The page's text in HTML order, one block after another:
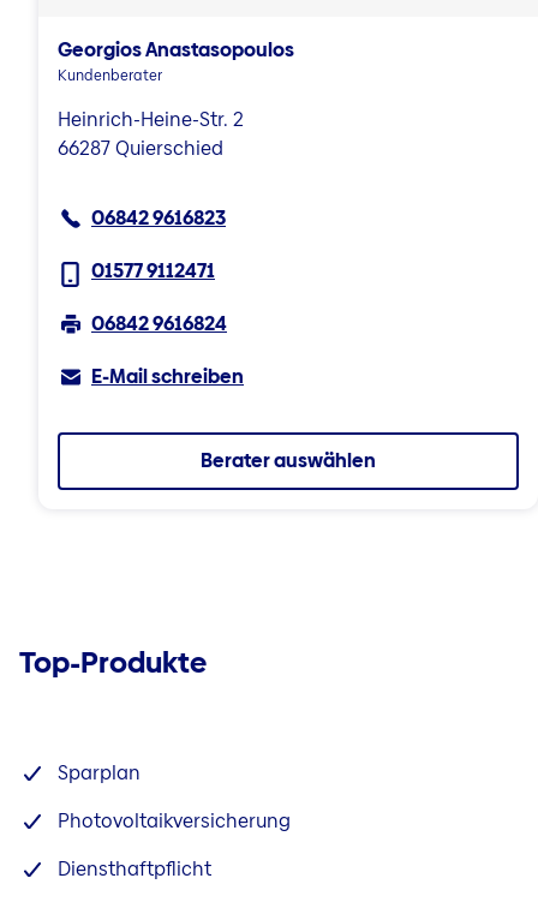
Georgios Anastasopoulos
Kundenberater
Heinrich-Heine-Str. 2
66287 Quierschied
06842 9616823
01577 9112471
06842 9616824
E-Mail schreiben
Berater auswählen
Top-Produkte
Sparplan
Photovoltaikversicherung
Diensthaftpflicht